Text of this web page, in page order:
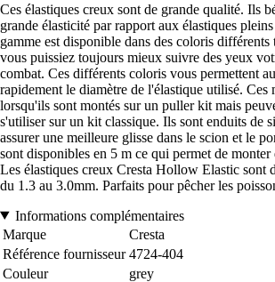
Ces élastiques creux sont de grande qualité. Ils
grande élasticité par rapport aux élastiques
gamme est disponible dans des coloris
vous puissiez toujours mieux suivre des yeux
combat. Ces différents coloris vous permettent
rapidement le diamètre de l'élastique utilisé. Ces
lorsqu'ils sont montés sur un puller kit mais
s'utiliser sur un kit classique. Ils sont enduits de
assurer une meilleure glisse dans le scion et le
sont disponibles en 5 m ce qui permet de monter
Les élastiques creux Cresta Hollow Elastic sont
du 1.3 au 3.0mm. Parfaits pour pêcher les
Informations complémentaires
Marque
Cresta
Référence fournisseur 4724-404
Couleur
grey